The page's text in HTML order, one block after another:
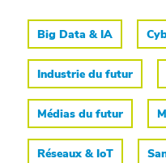
Big Data & IA
Industrie du futur
Médias du futur
Réseaux & IoT